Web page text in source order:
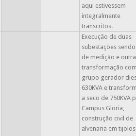
aqui estivessem
integralmente
transcritos.
Execução de duas
subestações
de medição e
transformação
grupo gerador
630KVA e
a seco de 750KVA
Campus Gloria,
construção civil de
alvenaria em tijolos